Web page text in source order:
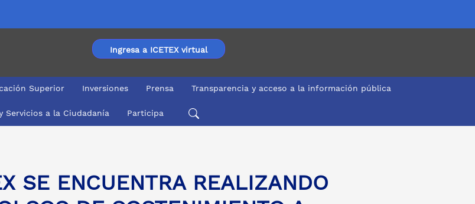
Ingresa a ICETEX virtual
Superior Inversiones Prensa Transparencia y acceso a la información pública
Servicios a la Ciudadanía Participa
SE ENCUENTRA REALIZANDO